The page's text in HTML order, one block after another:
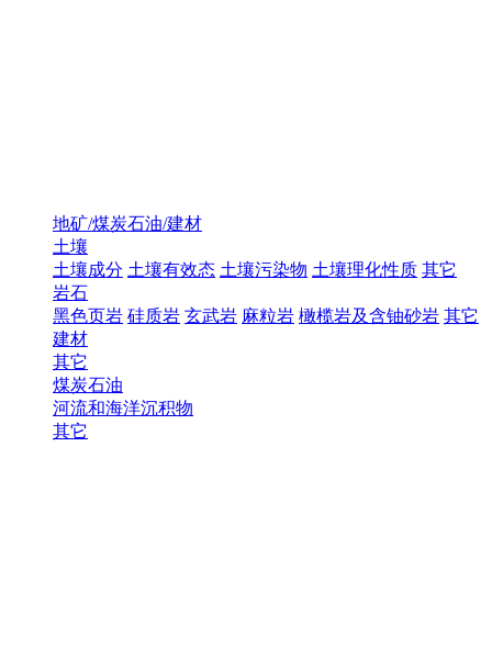
地矿/煤炭石油/建材
土壤
土壤成分 土壤有效态 土壤污染物 土壤理化性质 其它
岩石
黑色页岩 硅质岩 玄武岩 麻粒岩 橄榄岩及含铀砂岩 其它
建材
其它
煤炭石油
河流和海洋沉积物
其它